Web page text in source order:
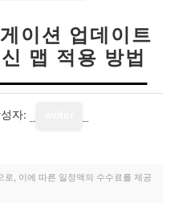
이션 업데이트
맵 적용 방법
자:
, 이에 따른 일정액의 수수료를 제공